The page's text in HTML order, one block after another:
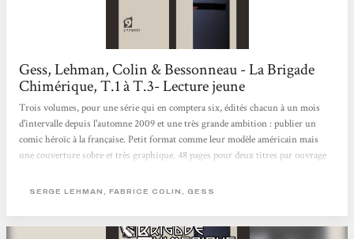
Gess, Lehman, Colin & Bessonneau - La Brigade
Chimérique, T.1 à T.3- Lecture jeune
Trois volumes, pour une série qui en comptera six, édités chacun à un mois
d'intervalle depuis l'automne 2009 et une très grande ambition : publier un
comic héroïc à la française. Petit format comme leur modèle américain mais
une couverture sobre et très graphique. 48 pages pour deux titres par ouvrage
dense ! Aux commandes du scénario et associés pour la première fois dans une
lehman qu'il n'existe plus de super-héros...
SERGE LEHMAN, FABRICE COLIN, GESS